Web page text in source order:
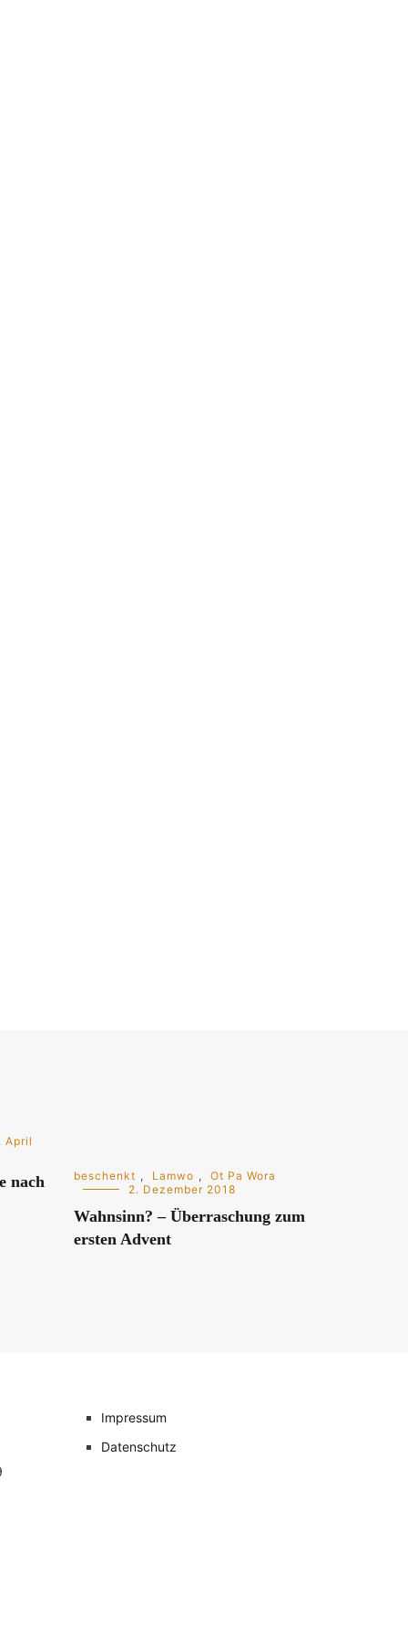
April
nach
beschenkt , Lamwo ,
Ot Pa Wora
2. Dezember 2018
Wahnsinn? – Überraschung zum
ersten Advent
Impressum
Datenschutz